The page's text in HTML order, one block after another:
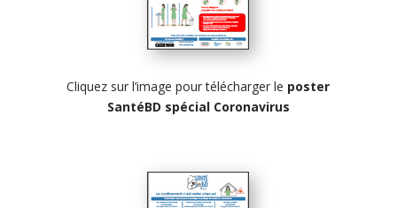
Cliquez sur l’image pour télécharger le poster
SantéBD spécial Coronavirus